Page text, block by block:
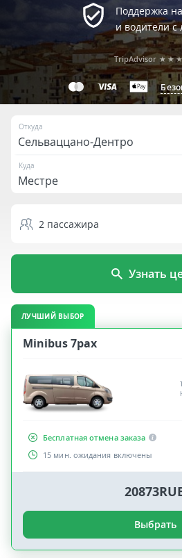
Поддержка
и водители с
TripAdvisor
Откуда
Куда
2 пассажира
Узнать
ЛУЧШИЙ ВЫБОР
Minibus 7pax
Бесплатная отмена заказа
15 мин. ожидания включены
Выбрать